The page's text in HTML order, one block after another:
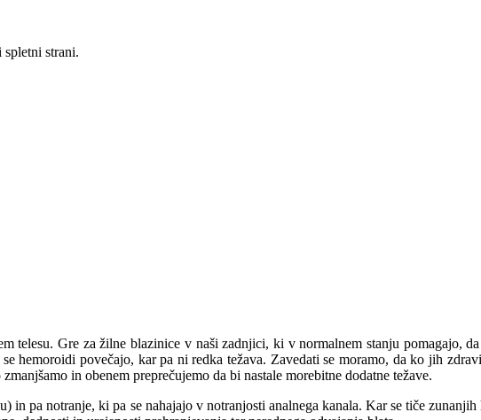
strani.
telesu. Gre za žilne blazinice v naši zadnjici, ki v normalnem stanju pomagajo,
hemoroidi povečajo, kar pa ni redka težava. Zavedati se moramo, da ko jih
in obenem preprečujemo da bi nastale morebitne dodatne težave.
pa notranje, ki pa se nahajajo v notranjosti analnega kanala. Kar se tiče